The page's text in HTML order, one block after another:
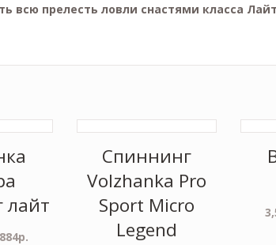
всю прелесть ловли снастями класса
лайт
р.
Спиннинг
Volzhanka Pro
Sport Micro
Legend